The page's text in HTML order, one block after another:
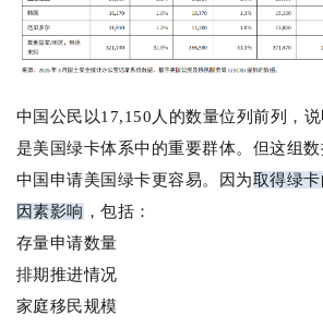
中国公民以17,150人的数量位列前列，
是美国绿卡体系中的重要群体。 但这组
中国申请美国绿卡更容易。因为取得绿
因素影响 ，包括：
存量申请数量
排期推进情况
家庭移民规模